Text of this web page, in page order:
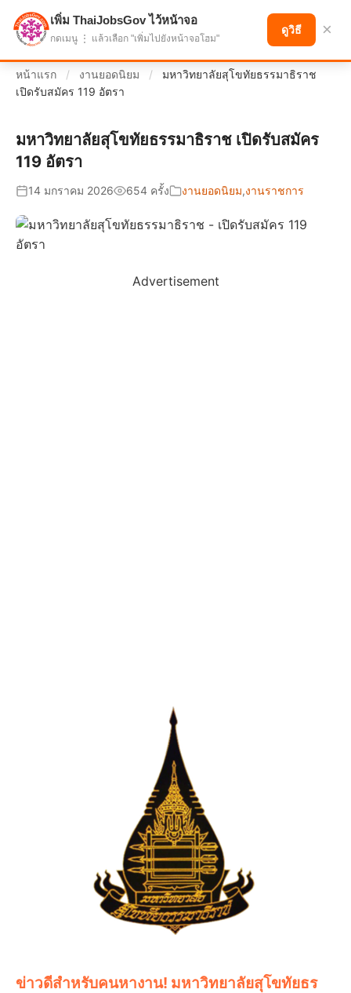
แบ่งปันโอกาส เพื่ออนาคตที่ก้าวหน้า
หน้าแรก / งานยอดนิยม /
มหาวิทยาลัยสุโขทัยธรรมาธิราช
เปิดรับสมัคร 119 อัตรา
มหาวิทยาลัยสุโขทัยธรรมาธิราช เปิดรับสมัคร
119 อัตรา
14 มกราคม 2026 654 ครั้ง งานยอดนิยม,งานราชการ
Advertisement
ข่าวดีสำหรับคนหางาน! มหาวิทยาลัยสุโขทัยธร
เพิ่ม ThaiJobsGov ไว้หน้าจอ
กดเมนู ⋮ แล้วเลือก "เพิ่มไปยังหน้าจอโฮม"
ดูวิธี ×